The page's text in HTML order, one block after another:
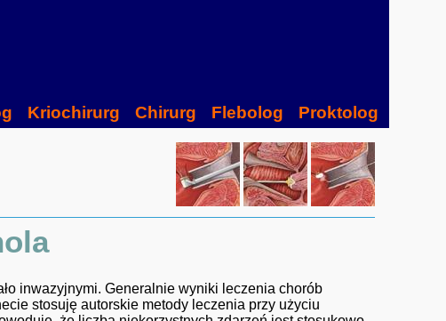
Kriochirurg Chirurg Flebolog Proktolog
inwazyjnymi. Generalnie wyniki leczenia chorób
stosuję autorskie metody leczenia przy użyciu